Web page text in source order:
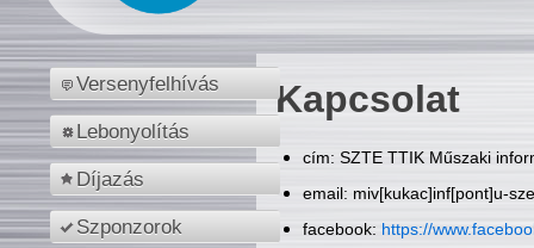
Versenyfelhívás
Lebonyolítás
Díjazás
Szponzorok
Kapcsolat
cím: SZTE TTIK Műszaki
email: miv[kukac]inf[pont]u-
facebook: https://